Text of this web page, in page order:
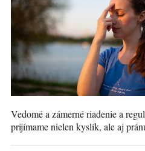
Vedomé a zámerné riadenie a
prijímame nielen kyslík, ale aj